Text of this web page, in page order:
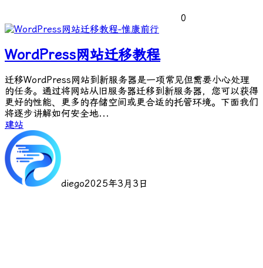
0
WordPress网站迁移教程
迁移WordPress网站到新服务器是一项常见但需要小心处理
的任务。通过将网站从旧服务器迁移到新服务器，您可以获得
更好的性能、更多的存储空间或更合适的托管环境。下面我们
将逐步讲解如何安全地...
建站
diego2025年3月3日